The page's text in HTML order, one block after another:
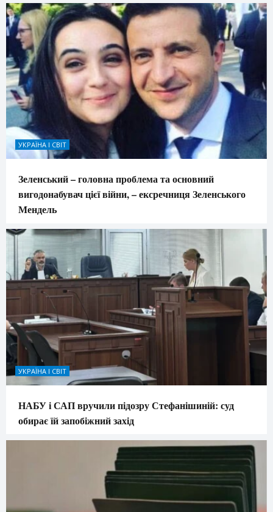
УКРАЇНА І СВІТ
Зеленський – головна проблема та основний
вигодонабувач цієї війни, – ексречниця Зеленського
Мендель
УКРАЇНА І СВІТ
НАБУ і САП вручили підозру Стефанішиній: суд
обирає їй запобіжний захід